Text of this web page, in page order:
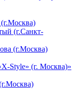
(г.Санкт-
(г.Москва)
Style» (г. Москва)»